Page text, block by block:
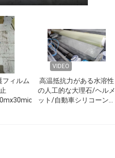
フィルム
VIDEO
高温抵抗力がある水溶性
の人工的な大理石/ヘルメ
ット/自動車シリコーンの